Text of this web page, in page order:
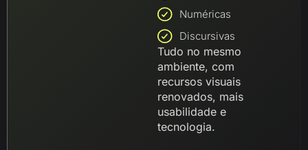
Numéricas
Discursivas
Tudo no mesmo
ambiente, com
recursos visuais
renovados, mais
usabilidade e
tecnologia.